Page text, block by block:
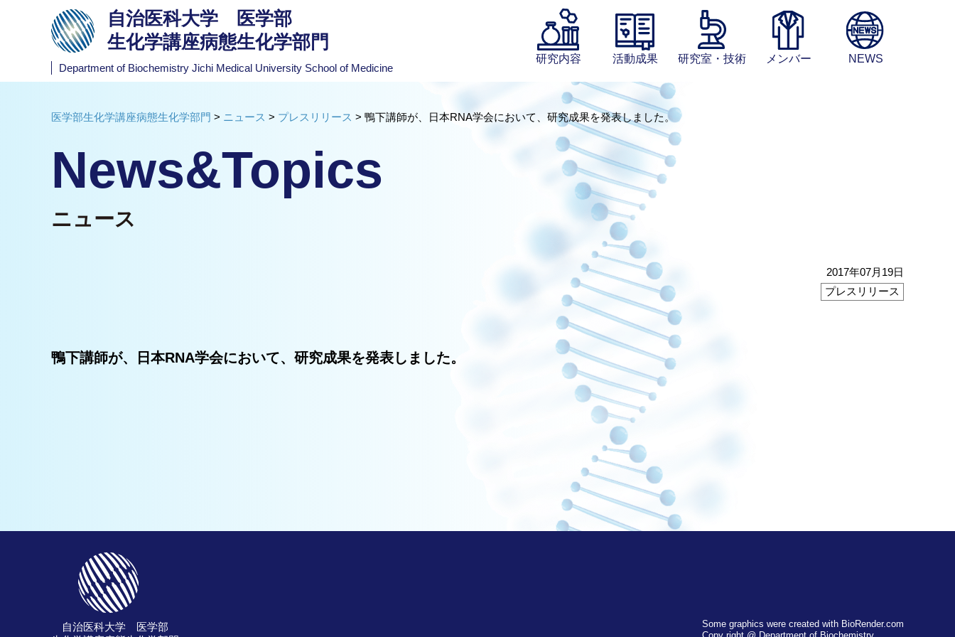
自治医科大学 医学部
生化学講座病態生化学部門
Department of Biochemistry Jichi Medical University School of Medicine
研究内容 活動成果 研究室・技術 メンバー NEWS
医学部生化学講座病態生化学部門 > ニュース > プレスリリース > 鴨下講師が、日本RNA学会において、研究成果を発表しました。
News&Topics
ニュース
2017年07月19日
プレスリリース
鴨下講師が、日本RNA学会において、研究成果を発表しました。
自治医科大学 医学部
Some graphics were created with BioRender.com